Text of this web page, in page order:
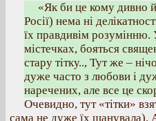
«Як би це кому дивно
Росії) нема ні
їх правдивім розумінню.
містечках, бояться
стару тітку.., Тут же –
дуже часто з любови і
наречених, але все це
Очевидно, тут «тітки»
сама не дуже їх шанувала).